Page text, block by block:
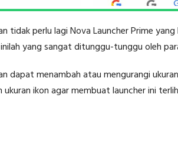
tidak perlu lagi Nova Launcher Prime
yang sangat ditunggu-tunggu oleh
dapat menambah atau mengurangi
ikon agar membuat launcher ini